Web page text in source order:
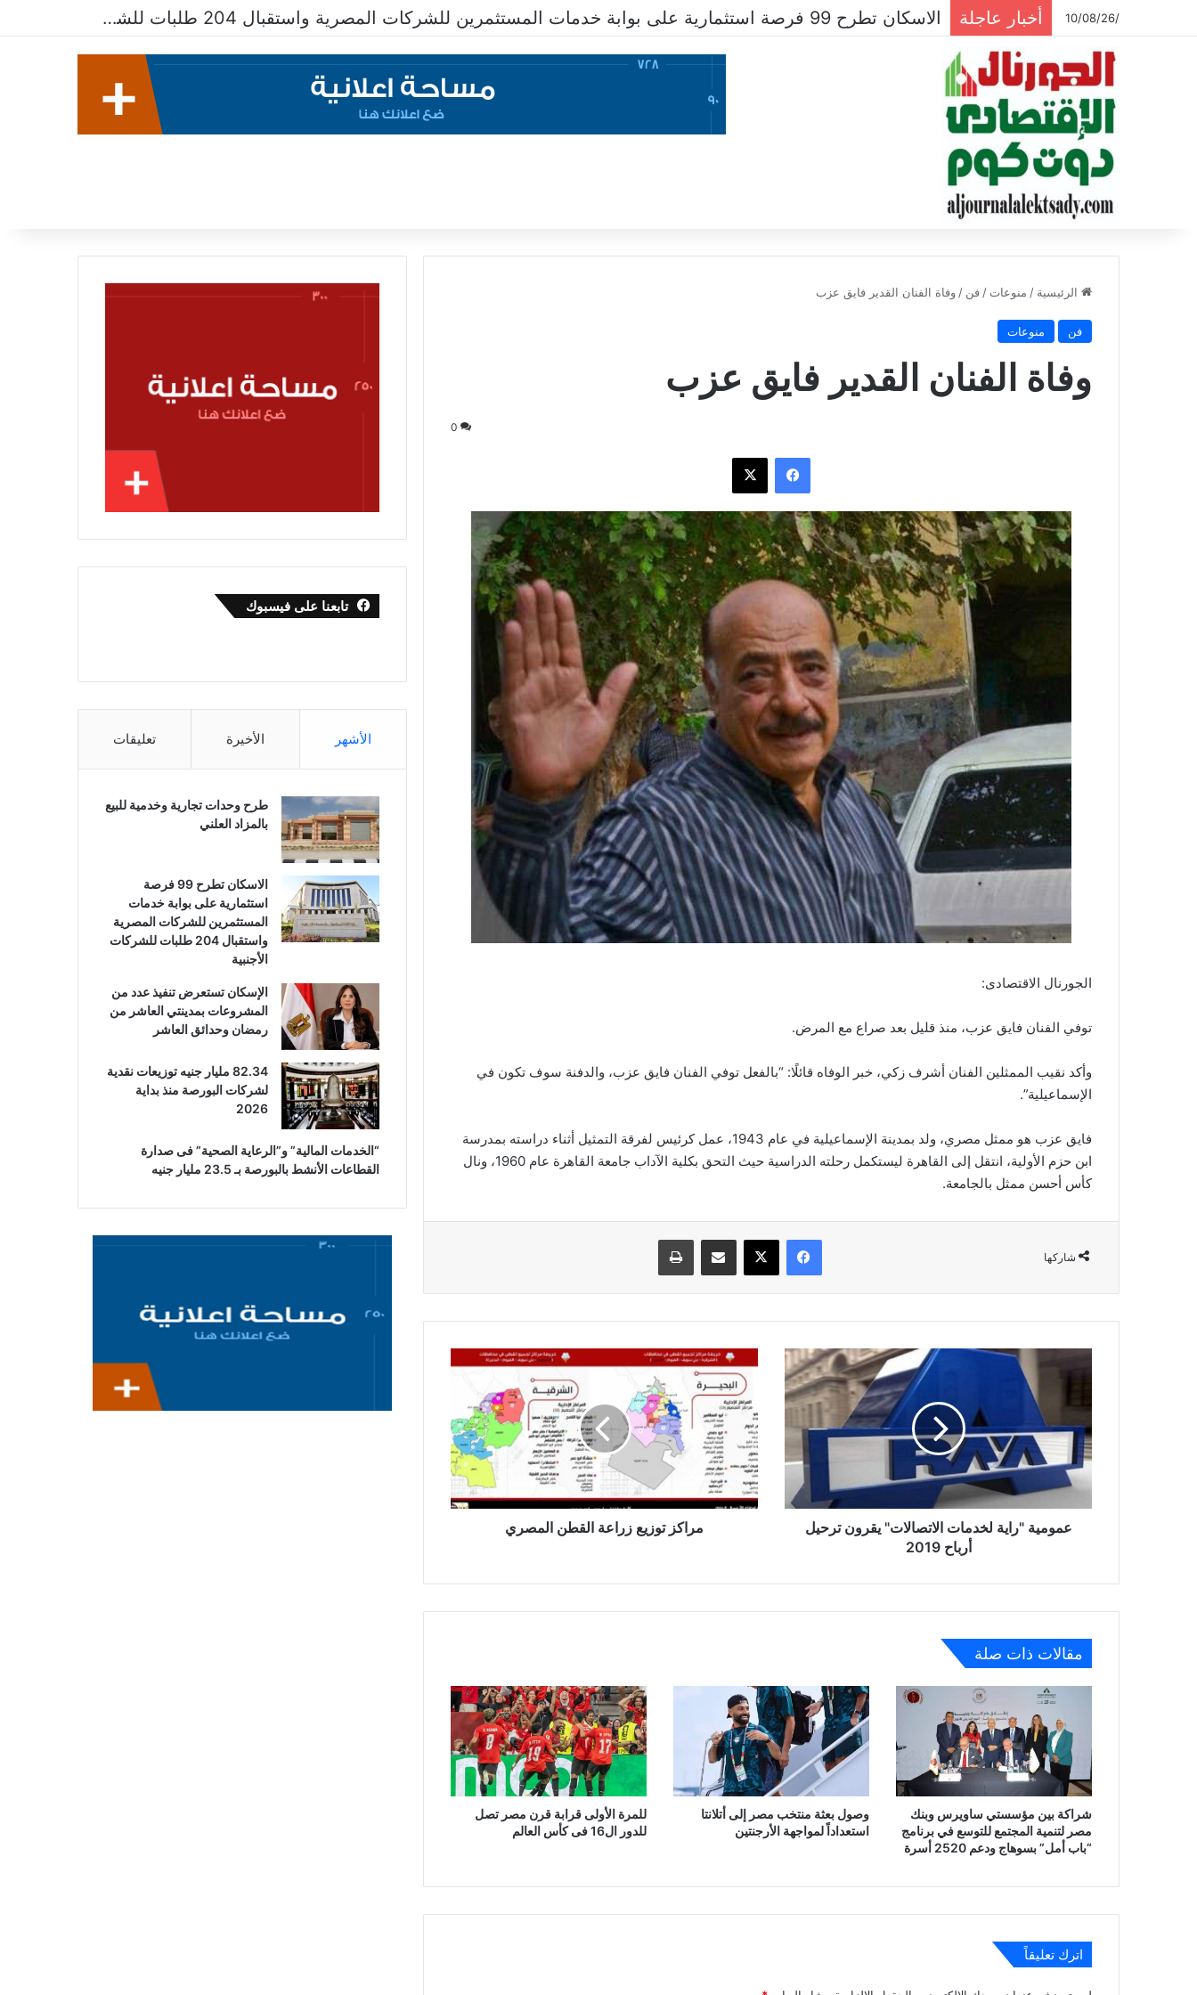
/10/08/26 أخبار عاجلة الاسكان تطرح 99 فرصة استثمارية على بوابة خدمات المستثمرين للشركات المصرية واستقبال 204 طلبات للشركات الأجنبية
الرئيسية / منوعات / فن / وفاة الفنان القدير فايق عزب
فن منوعات
وفاة الفنان القدير فايق عزب
0
فيسبوك ‫X
الجورنال الاقتصادى:
توفي الفنان فايق عزب، منذ قليل بعد صراع مع المرض.
وأكد نقيب الممثلين الفنان أشرف زكي، خبر الوفاه قائلًا: “بالفعل توفي الفنان فايق عزب، والدفنة سوف تكون في
الإسماعيلية”.
فايق عزب هو ممثل مصري، ولد بمدينة الإسماعيلية في عام 1943، عمل كرئيس لفرقة التمثيل أثناء دراسته بمدرسة
ابن حزم الأولية، انتقل إلى القاهرة ليستكمل رحلته الدراسية حيث التحق بكلية الآداب جامعة القاهرة عام 1960، ونال
كأس أحسن ممثل بالجامعة.
شاركها
فيسبوك ‫X مشاركة عبر البريد طباعة
عمومية
الاتصالات"
يقرون
ترحيل
أرباح
2019
عمومية "راية لخدمات الاتصالات" يقرون ترحيل
أرباح 2019
مراكز
توزيع
زراعة
القطن
المصري
مراكز توزيع زراعة القطن المصري
مقالات ذات صلة
شراكة بين مؤسستي ساويرس وبنك
مصر لتنمية المجتمع للتوسع في برنامج
“باب أمل” بسوهاج ودعم 2520 أسرة
وصول بعثة منتخب مصر إلى أتلانتا
استعداداً لمواجهة الأرجنتين
للمرة الأولى قرابة قرن مصر تصل
للدور ال16 فى كأس العالم
اترك تعليقاً
تابعنا على فيسبوك
الأشهر الأخيرة تعليقات
طرح وحدات تجارية وخدمية للبيع
بالمزاد العلني
الاسكان تطرح 99 فرصة
استثمارية على بوابة خدمات
المستثمرين للشركات المصرية
واستقبال 204 طلبات للشركات
الأجنبية
الإسكان تستعرض تنفيذ عدد من
المشروعات بمدينتي العاشر من
رمضان وحدائق العاشر
82.34 مليار جنيه توزيعات نقدية
لشركات البورصة منذ بداية
2026
“الخدمات المالية” و”الرعاية الصحية” فى صدارة
القطاعات الأنشط بالبورصة بـ 23.5 مليار جنيه